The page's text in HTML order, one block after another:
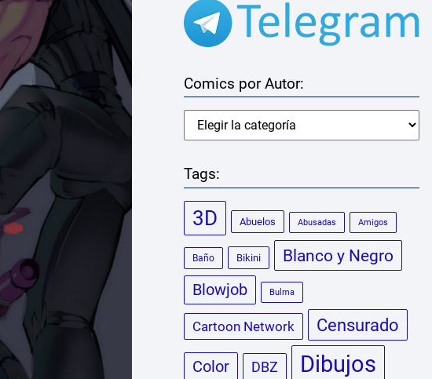
Comics por Autor:
Tags:
3D Abuelos Abusadas Amigos
Baño Bikini Blanco y Negro
Blowjob Bulma
Cartoon Network Censurado
Color DBZ Dibujos